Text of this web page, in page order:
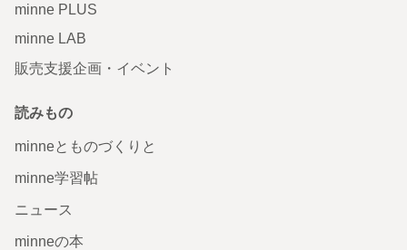
minne PLUS
minne LAB
販売支援企画・イベント
読みもの
minneとものづくりと
minne学習帖
ニュース
minneの本